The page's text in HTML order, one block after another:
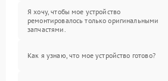
Я хочу, чтобы мое устройство
ремонтировалось только оригинальными
запчастями.
Как я узнаю, что мое устройство готово?